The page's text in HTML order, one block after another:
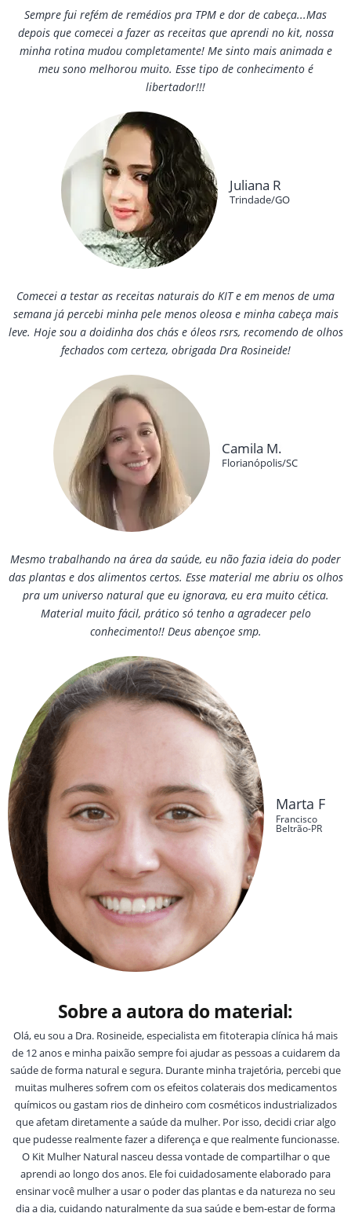
Sempre fui refém de remédios pra TPM e dor de cabeça...Mas
depois que comecei a fazer as receitas que aprendi no kit, nossa
minha rotina mudou completamente! Me sinto mais animada e
meu sono melhorou muito. Esse tipo de conhecimento é
libertador!!!
Juliana R
Trindade/GO
Comecei a testar as receitas naturais do KIT e em menos de uma
semana já percebi minha pele menos oleosa e minha cabeça mais
leve. Hoje sou a doidinha dos chás e óleos rsrs, recomendo de olhos
fechados com certeza, obrigada Dra Rosineide!
Camila M.
Florianópolis/SC
Mesmo trabalhando na área da saúde, eu não fazia ideia do poder
das plantas e dos alimentos certos. Esse material me abriu os olhos
pra um universo natural que eu ignorava, eu era muito cética.
Material muito fácil, prático só tenho a agradecer pelo
conhecimento!! Deus abençoe smp.
Marta F
Francisco
Beltrão-PR
Sobre a autora do material:
Olá, eu sou a Dra. Rosineide, especialista em fitoterapia clínica há mais
de 12 anos e minha paixão sempre foi ajudar as pessoas a cuidarem da
saúde de forma natural e segura. Durante minha trajetória, percebi que
muitas mulheres sofrem com os efeitos colaterais dos medicamentos
químicos ou gastam rios de dinheiro com cosméticos industrializados
que afetam diretamente a saúde da mulher. Por isso, decidi criar algo
que pudesse realmente fazer a diferença e que realmente funcionasse.
O Kit Mulher Natural nasceu dessa vontade de compartilhar o que
aprendi ao longo dos anos. Ele foi cuidadosamente elaborado para
ensinar você mulher a usar o poder das plantas e da natureza no seu
dia a dia, cuidando naturalmente da sua saúde e bem-estar de forma